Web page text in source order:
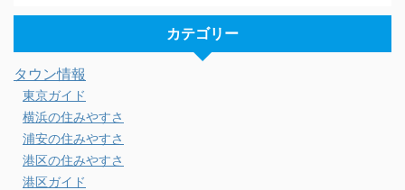
カテゴリー
タウン情報
東京ガイド
横浜の住みやすさ
浦安の住みやすさ
港区の住みやすさ
港区ガイド